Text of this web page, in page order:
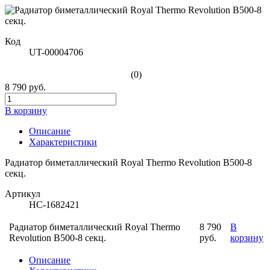
Код
UT-00004706
(0)
8 790 руб.
В корзину
Описание
Характеристики
Радиатор биметаллический Royal Thermo Revolution В500-8
секц.
Артикул
НС-1682421
Радиатор биметаллический Royal Thermo
Revolution В500-8 секц.
8 790
руб.
В
корзину
Описание